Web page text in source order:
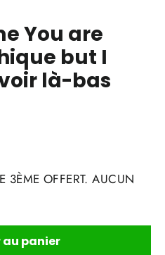
You are
but I
là-bas
3ÈME OFFERT. AUCUN
panier